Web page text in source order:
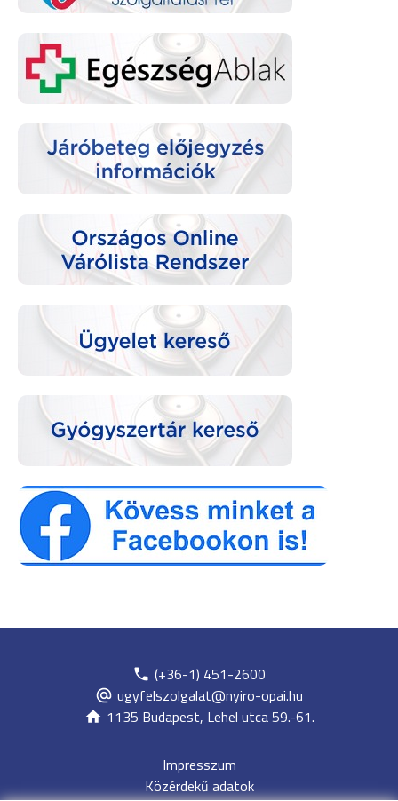
(+36-1) 451-2600
ugyfelszolgalat@nyiro-opai.hu
1135 Budapest, Lehel utca 59.-61.
Impresszum
Közérdekű adatok